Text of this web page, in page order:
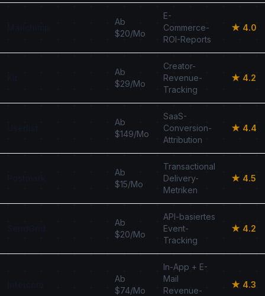
Ab
$20/Mo
E-
Commerce-
ROI-Reports
★ 4.0
Ab
$29/Mo
Creator-
Revenue-
Tracking
★ 4.2
Ab
$149/Mo
SaaS-
Conversion-
Attribution
★ 4.4
Ab
$15/Mo
Transactional
Delivery-
Metriken
★ 4.5
Ab
$20/Mo
API-basiertes
Event-
Tracking
★ 4.2
Ab
$74/Mo
In-App + E-
Mail
Revenue-
★ 4.3